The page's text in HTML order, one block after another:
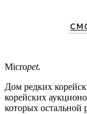
Micropet.
Дом редких
корейских
которых остальной